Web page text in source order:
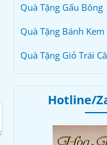
Quà Tặng Gấu Bông
Quà Tặng Bánh Kem
Quà Tặng Giỏ Trái
Hotline/